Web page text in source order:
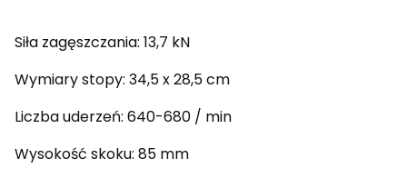
Siła zagęszczania: 13,7 kN
Wymiary stopy: 34,5 x 28,5 cm
Liczba uderzeń: 640-680 / min
Wysokość skoku: 85 mm